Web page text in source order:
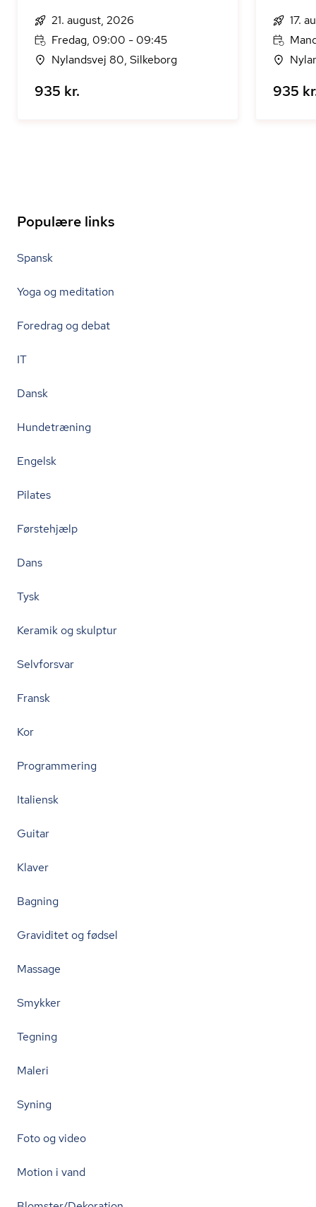
21. august, 2026
Fredag, 09:00 - 09:45
Nylandsvej 80, Silkeborg
935 kr.
17.
935
Populære links
Spansk
Yoga og meditation
Foredrag og debat
IT
Dansk
Hundetræning
Engelsk
Pilates
Førstehjælp
Dans
Tysk
Keramik og skulptur
Selvforsvar
Fransk
Kor
Programmering
Italiensk
Guitar
Klaver
Bagning
Graviditet og fødsel
Massage
Smykker
Tegning
Maleri
Syning
Foto og video
Motion i vand